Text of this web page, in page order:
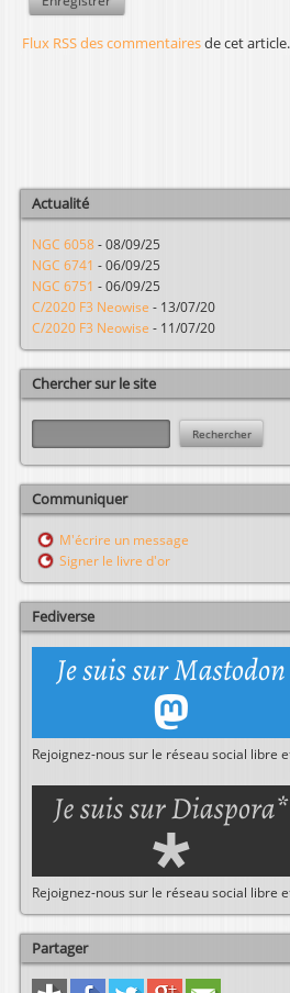
Flux RSS des commentairesde cet article.
Actualité
NGC 6058 - 08/09/25
NGC 6741 - 06/09/25
NGC 6751 - 06/09/25
C/2020 F3 Neowise - 13/07/20
C/2020 F3 Neowise - 11/07/20
Chercher sur le site
R
e
c
h
e
h
r
Communiquer
M'écrire un message
Signer le livre d'or
Fediverse
Rejoignez-nous sur le réseau social libre
Rejoignez-nous sur le réseau social libre
Partager